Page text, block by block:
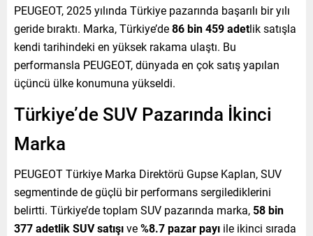
PEUGEOT, 2025 yılında Türkiye pazarında başarılı bir yılı
geride bıraktı. Marka, Türkiye’de86 bin 459 adetlik satışla
kendi tarihindeki en yüksek rakama ulaştı. Bu
performansla PEUGEOT, dünyada en çok satış yapılan
üçüncü ülke konumuna yükseldi.
Türkiye’de SUV Pazarında İkinci
Marka
PEUGEOT Türkiye Marka Direktörü Gupse Kaplan, SUV
segmentinde de güçlü bir performans sergilediklerini
belirtti. Türkiye’de toplam SUV pazarında marka, 58 bin
377 adetlik SUV satışıve%8.7 pazar payı ile ikinci sırada